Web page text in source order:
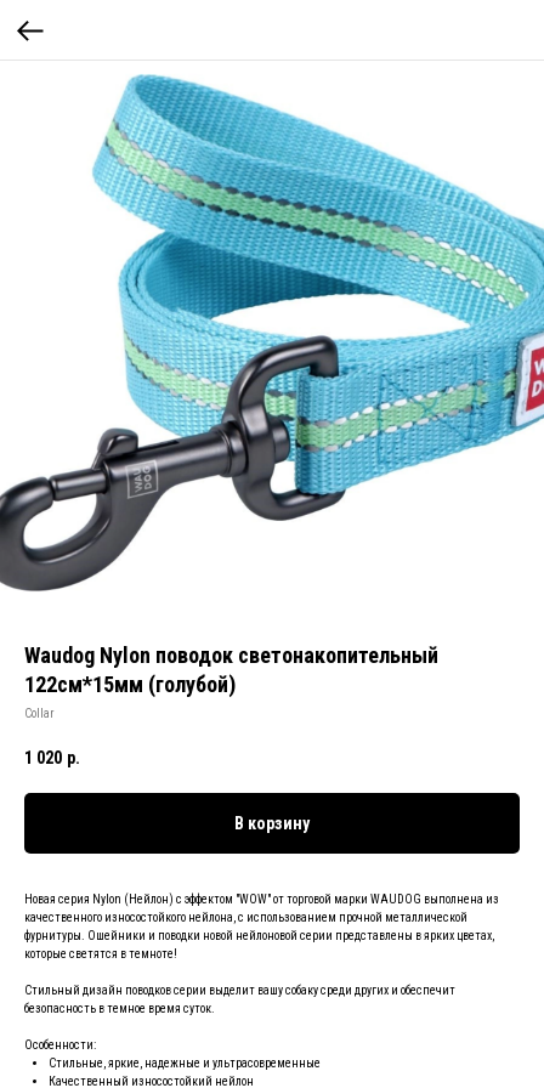
Waudog Nylon поводок светонакопительный
122см*15мм (голубой)
Collar
1 020 р.
В корзину
Новая серия Nylon (Нейлон) с эффектом "WOW" от торговой марки WAUDOG выполнена из
качественного износостойкого нейлона, с использованием прочной металлической
фурнитуры. Ошейники и поводки новой нейлоновой серии представлены в ярких цветах,
которые светятся в темноте!
Стильный дизайн поводков серии выделит вашу собаку среди других и обеспечит
безопасность в темное время суток.
Особенности:
Стильные, яркие, надежные и ультрасовременные
Качественный износостойкий нейлон